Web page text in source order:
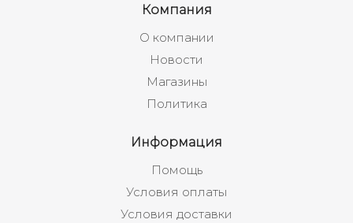
Компания
О компании
Новости
Магазины
Политика
Информация
Помощь
Условия оплаты
Условия доставки